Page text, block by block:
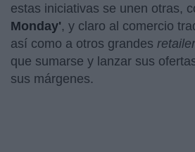
estas iniciativas se unen otras,
Monday', y claro al comercio
así como a otros grandes
que sumarse y lanzar sus
sus márgenes.